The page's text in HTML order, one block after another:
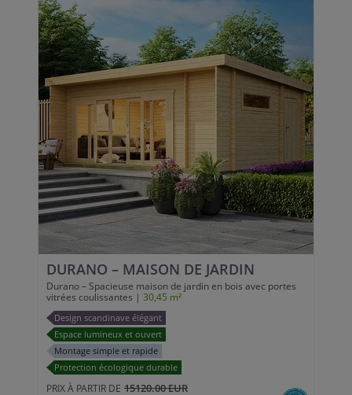
DURANO – MAISON DE JARDIN
Durano – Spacieuse maison de jardin en bois avec portes
vitrées coulissantes | 30,45 m²
Design scandinave élégant
Espace lumineux et ouvert
Montage simple et rapide
Protection écologique durable
PRIX À PARTIR DE 15120.00 EUR